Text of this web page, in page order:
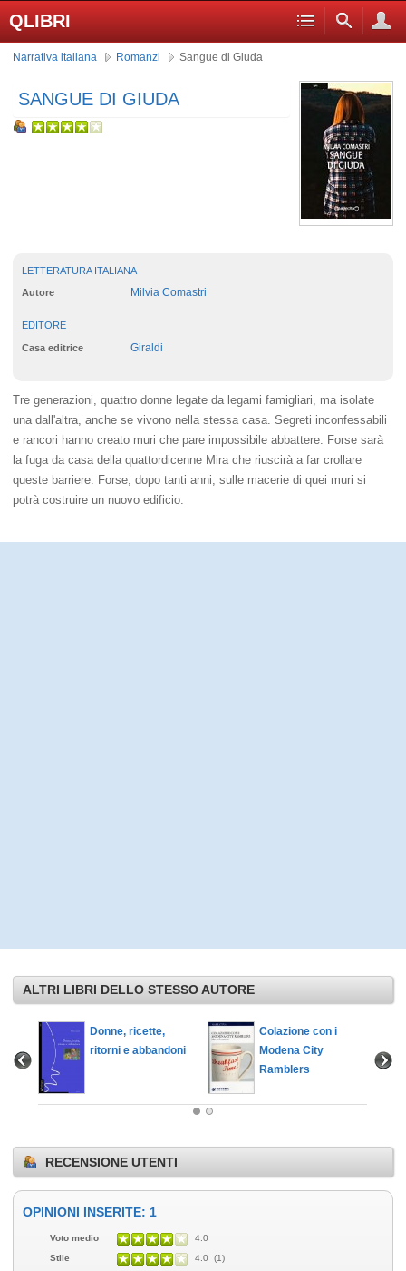
QLIBRI
Narrativa italiana Romanzi Sangue di Giuda
SANGUE DI GIUDA
LETTERATURA ITALIANA
Autore Milvia Comastri
EDITORE
Casa editrice Giraldi
Tre generazioni, quattro donne legate da legami famigliari, ma isolate
una dall'altra, anche se vivono nella stessa casa. Segreti inconfessabili
e rancori hanno creato muri che pare impossibile abbattere. Forse sarà
la fuga da casa della quattordicenne Mira che riuscirà a far crollare
queste barriere. Forse, dopo tanti anni, sulle macerie di quei muri si
potrà costruire un nuovo edificio.
ALTRI LIBRI DELLO STESSO AUTORE
Donne, ricette,
ritorni e abbandoni
Colazione con i
Modena City
Ramblers
RECENSIONE UTENTI
OPINIONI INSERITE: 1
Voto medio
4.0
Stile
4.0 (1)